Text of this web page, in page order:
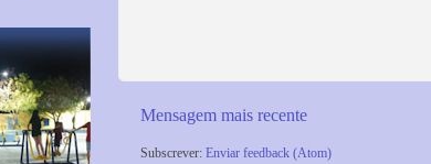
Mensagem mais recente
Subscrever: Enviar feedback (Atom)